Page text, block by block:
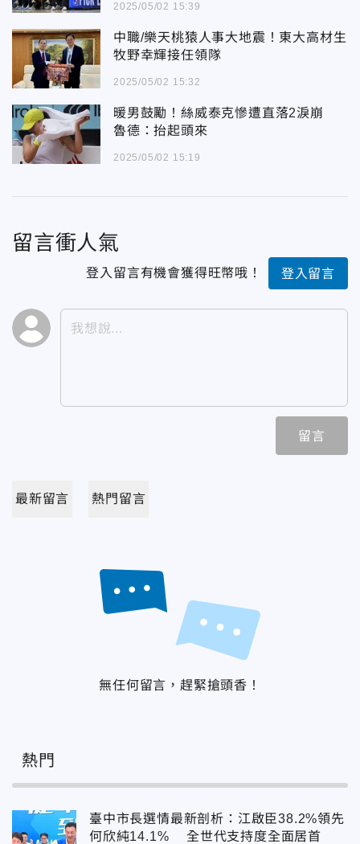
2025/05/02 15:39
中職/樂天桃猿人事大地震！東大高材生
牧野幸輝接任領隊
2025/05/02 15:32
暖男鼓勵！絲威泰克慘遭直落2淚崩
魯德：抬起頭來
2025/05/02 15:19
留言衝人氣
登入留言有機會獲得旺幣哦！ 登入留言
留言
最新留言 熱門留言
無任何留言，趕緊搶頭香！
熱門
臺中市長選情最新剖析：江啟臣38.2%領先
何欣純14.1% 全世代支持度全面居首